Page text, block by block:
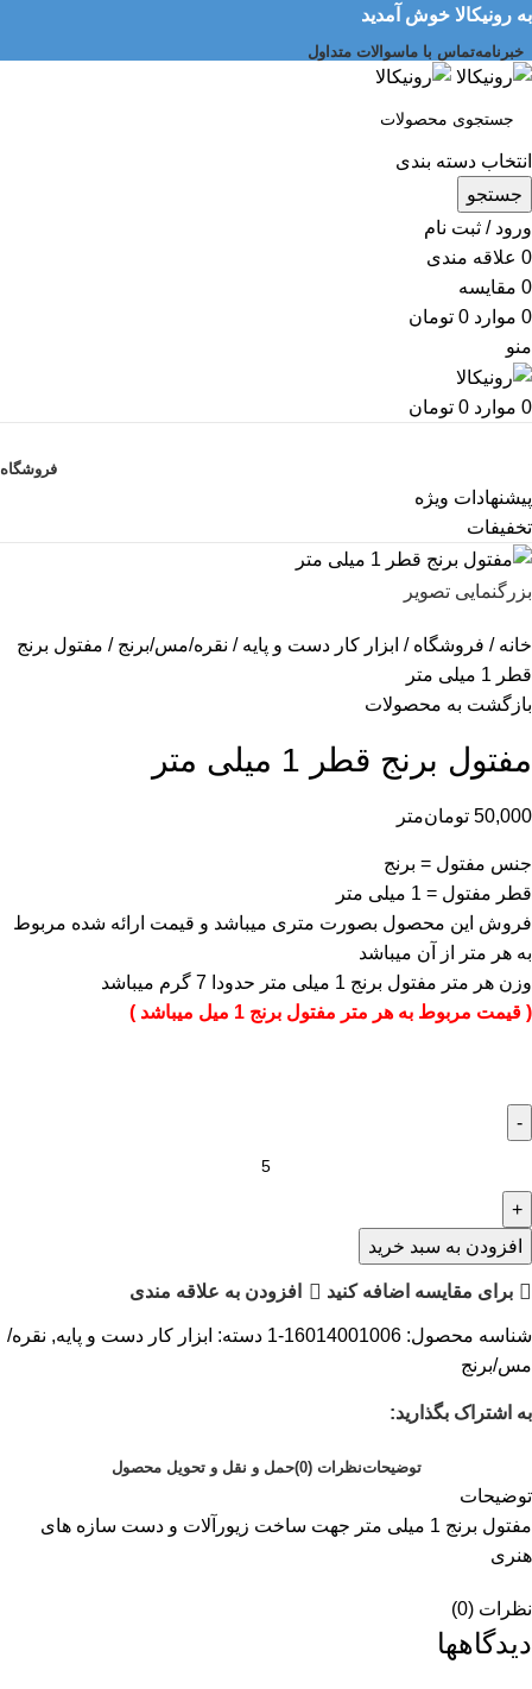
به رونیکالا خوش آمدید
خبرنامهتماس با ماسوالات متداول
انتخاب دسته بندی
جستجو
ورود / ثبت نام
0 علاقه مندی
0 مقایسه
0 موارد 0 تومان
منو
0 موارد 0 تومان
فروشگاه
پیشنهادات ویژه
تخفیفات
بزرگنمایی تصویر
خانه فروشگاه ابزار کار دست و پایه نقره/مس/برنج مفتول برنج
قطر 1 میلی متر
بازگشت به محصولات
مفتول برنج قطر 1 میلی متر
50,000 تومانمتر
جنس مفتول = برنج
قطر مفتول = 1 میلی متر
فروش این محصول بصورت متری میباشد و قیمت ارائه شده مربوط
به هر متر از آن میباشد
وزن هر متر مفتول برنج 1 میلی متر حدودا 7 گرم میباشد
( قیمت مربوط به هر متر مفتول برنج 1 میل میباشد )
افزودن به سبد خرید
برای مقایسه اضافه کنید افزودن به علاقه مندی
شناسه محصول: 16014001006-1 دسته: ابزار کار دست و پایه, نقره/
مس/برنج
به اشتراک بگذارید:
توضیحاتنظرات (0) حمل و نقل و تحویل محصول
توضیحات
مفتول برنج 1 میلی متر جهت ساخت زیورآلات و دست سازه های
هنری
نظرات (0)
دیدگاهها